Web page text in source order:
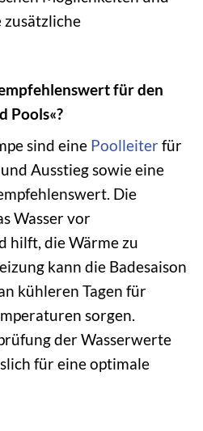
für den
Pools«?
sind eine Poolleiterfür
Ausstieg sowie eine
Die
Wasser vor
hilft, die Wärme zu
kann die Badesaison
kühleren Tagen für
sorgen.
der Wasserwerte
für eine optimale